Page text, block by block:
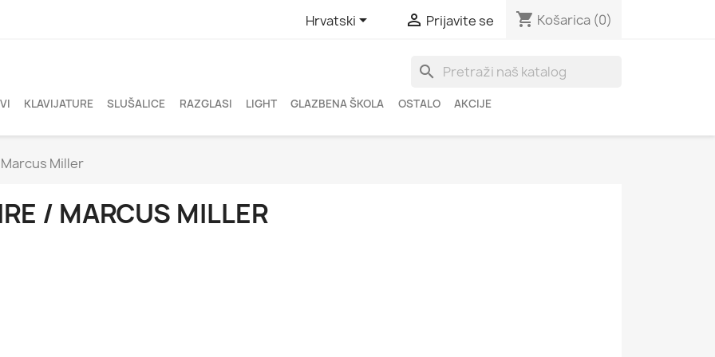
Hrvatski  Prijavite se shopping_cart Košarica (0)
search
KLAVIJATURE SLUŠALICE RAZGLASI LIGHT GLAZBENA ŠKOLA OSTALO AKCIJE
Miller
/ MARCUS MILLER